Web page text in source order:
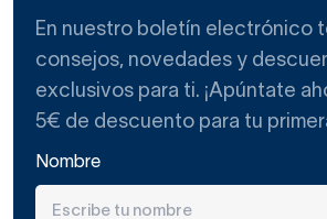
En nuestro boletín electrónico
consejos, novedades y
exclusivos para ti. ¡Apúntate
5€ de descuento para tu
Nombre